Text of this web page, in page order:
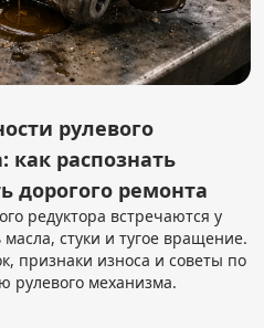
рулевого
как распознать
дорогого ремонта
редуктора встречаются у
стуки и тугое вращение.
признаки износа и советы по
рулевого механизма.